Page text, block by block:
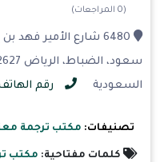
(0 المراجعات)
6480 شارع الأمير فهد
السعودية
رقم الهاتف
تصنيفات: مكتب ترجمة
كلمات مفتاحية: مكتب